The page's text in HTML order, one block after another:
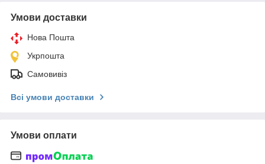
Умови доставки
Нова Пошта
Укрпошта
Самовивіз
Всі умови доставки
Умови оплати